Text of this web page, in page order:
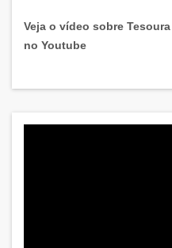
Veja o vídeo sobre
no Youtube